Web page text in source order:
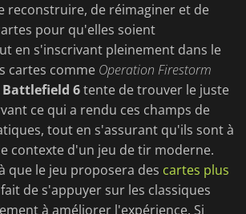
reconstruire, de réimaginer et de
pour qu'elles soient
en s'inscrivant pleinement dans le
cartes comme Operation Firestorm
Battlefield 6tente de trouver le juste
ce qui a rendu ces champs de
tout en s'assurant qu'ils sont à
contexte d'un jeu de tir moderne.
que le jeu proposera des cartes plus
de s'appuyer sur les classiques
à améliorer l'expérience. Si